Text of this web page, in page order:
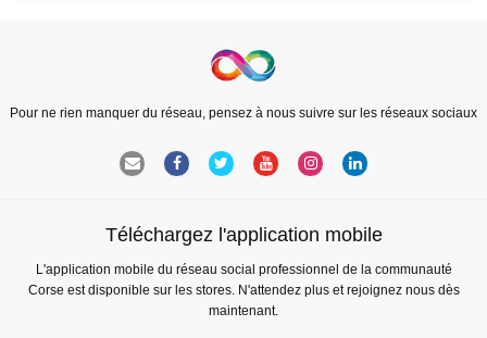
Pour ne rien manquer du réseau, pensez à nous suivre sur les réseaux sociaux
Téléchargez l'application mobile
L'application mobile du réseau social professionnel de la communauté
Corse est disponible sur les stores. N'attendez plus et rejoignez nous dès
maintenant.